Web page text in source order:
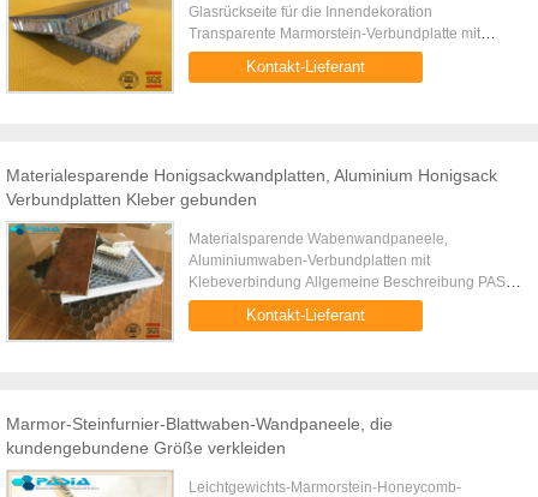
Glasrückseite für die Innendekoration
Transparente Marmorstein-Verbundplatte mit
Glasrückseite für die Innendekoration ist ein
Marmorsteinfurnier, das mit einer ...
Kontakt-Lieferant
Materialesparende Honigsackwandplatten, Aluminium Honigsack
Verbundplatten Kleber gebunden
Materialsparende Wabenwandpaneele,
Aluminiumwaben-Verbundplatten mit
Klebeverbindung Allgemeine Beschreibung PASIA
bietet hochwertige Aluminium-Wabenplatten an,
bei denen es sich um leichte, hochfeste ...
Kontakt-Lieferant
Marmor-Steinfurnier-Blattwaben-Wandpaneele, die
kundengebundene Größe verkleiden
Leichtgewichts-Marmorstein-Honeycomb-